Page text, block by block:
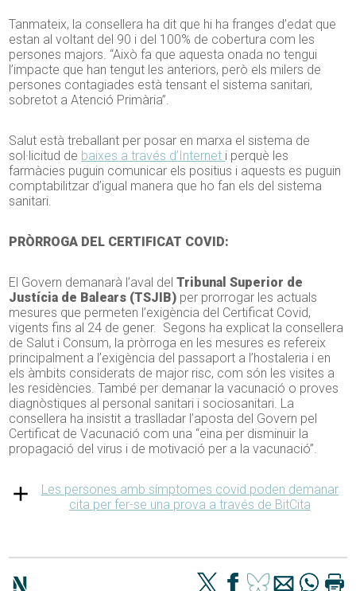
Tanmateix, la consellera ha dit que hi ha franges d’edat que
estan al voltant del 90 i del 100% de cobertura com les
persones majors. “Això fa que aquesta onada no tengui
l’impacte que han tengut les anteriors, però els milers de
persones contagiades està tensant el sistema sanitari,
sobretot a Atenció Primària”.
Salut està treballant per posar en marxa el sistema de
sol·licitud de baixes a través d’Internet i perquè les
farmàcies puguin comunicar els positius i aquests es puguin
comptabilitzar d’igual manera que ho fan els del sistema
sanitari.
PRÒRROGA DEL CERTIFICAT COVID:
El Govern demanarà l’aval delTribunal Superior de
Justícia de Balears (TSJIB) per prorrogar les actuals
mesures que permeten l’exigència del Certificat Covid,
vigents fins al 24 de gener. Segons ha explicat la consellera
de Salut i Consum, la pròrroga en les mesures es refereix
principalment a l’exigència del passaport a l’hostaleria i en
els àmbits considerats de major risc, com són les visites a
les residències. També per demanar la vacunació o proves
diagnòstiques al personal sanitari i sociosanitari. La
consellera ha insistit a traslladar l’aposta del Govern pel
Certificat de Vacunació com una “eina per disminuir la
propagació del virus i de motivació per a la vacunació”.
Les persones amb símptomes covid poden demanar
cita per fer-se una prova a través de BitCita